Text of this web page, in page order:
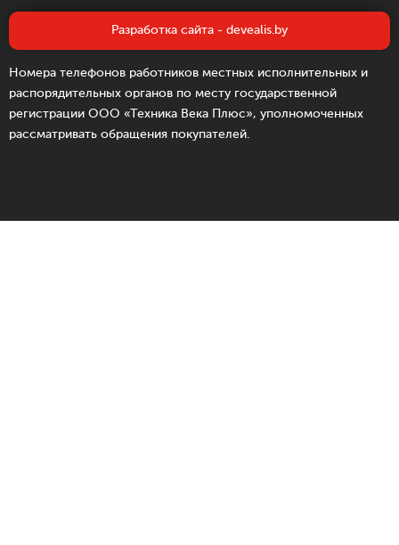
Разработка сайта - devealis.by
Номера телефонов работников местных исполнительных и
распорядительных органов по месту государственной
регистрации ООО «Техника Века Плюс», уполномоченных
рассматривать обращения покупателей.